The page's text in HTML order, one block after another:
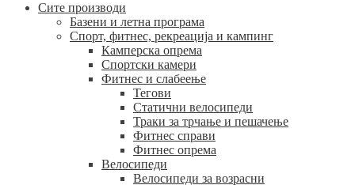
Сите производи
Базени и летна програма
Спорт, фитнес, рекреација и кампинг
Камперска опрема
Спортски камери
Фитнес и слабеење
Тегови
Статични велосипеди
Траки за трчање и пешачење
Фитнес справи
Фитнес опрема
Велосипеди
Велосипеди за возрасни